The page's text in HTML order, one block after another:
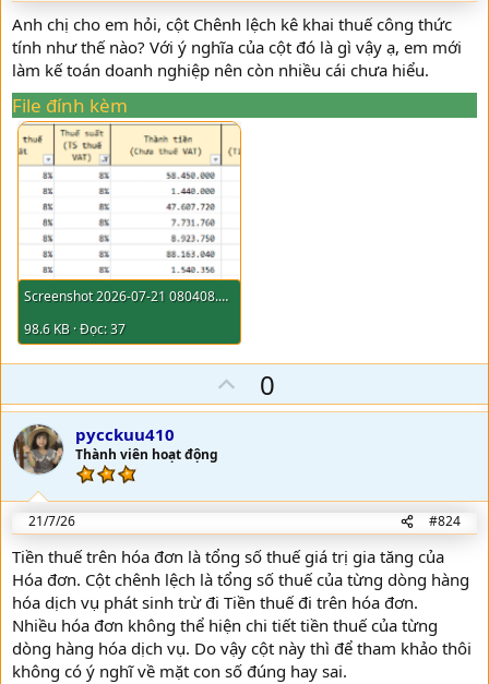
Anh chị cho em hỏi, cột Chênh lệch kê khai thuế công thức
tính như thế nào? Với ý nghĩa của cột đó là gì vậy ạ, em mới
làm kế toán doanh nghiệp nên còn nhiều cái chưa hiểu.
File đính kèm
Screenshot 2026-07-21 080408.png
98.6 KB · Đọc: 37
U
p
e
0
pycckuu410
Thành viên hoạt động
21/7/26 #824
Tiền thuế trên hóa đơn là tổng số thuế giá trị gia tăng của
Hóa đơn. Cột chênh lệch là tổng số thuế của từng dòng hàng
hóa dịch vụ phát sinh trừ đi Tiền thuế đi trên hóa đơn.
Nhiều hóa đơn không thể hiện chi tiết tiền thuế của từng
dòng hàng hóa dịch vụ. Do vậy cột này thì để tham khảo thôi
không có ý nghĩ về mặt con số đúng hay sai.